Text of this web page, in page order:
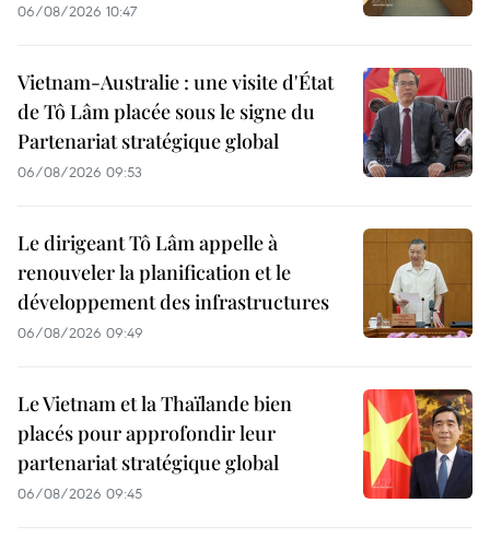
06/08/2026 10:47
Vietnam-Australie : une visite d'État
de Tô Lâm placée sous le signe du
Partenariat stratégique global
06/08/2026 09:53
Le dirigeant Tô Lâm appelle à
renouveler la planification et le
développement des infrastructures
06/08/2026 09:49
Le Vietnam et la Thaïlande bien
placés pour approfondir leur
partenariat stratégique global
06/08/2026 09:45